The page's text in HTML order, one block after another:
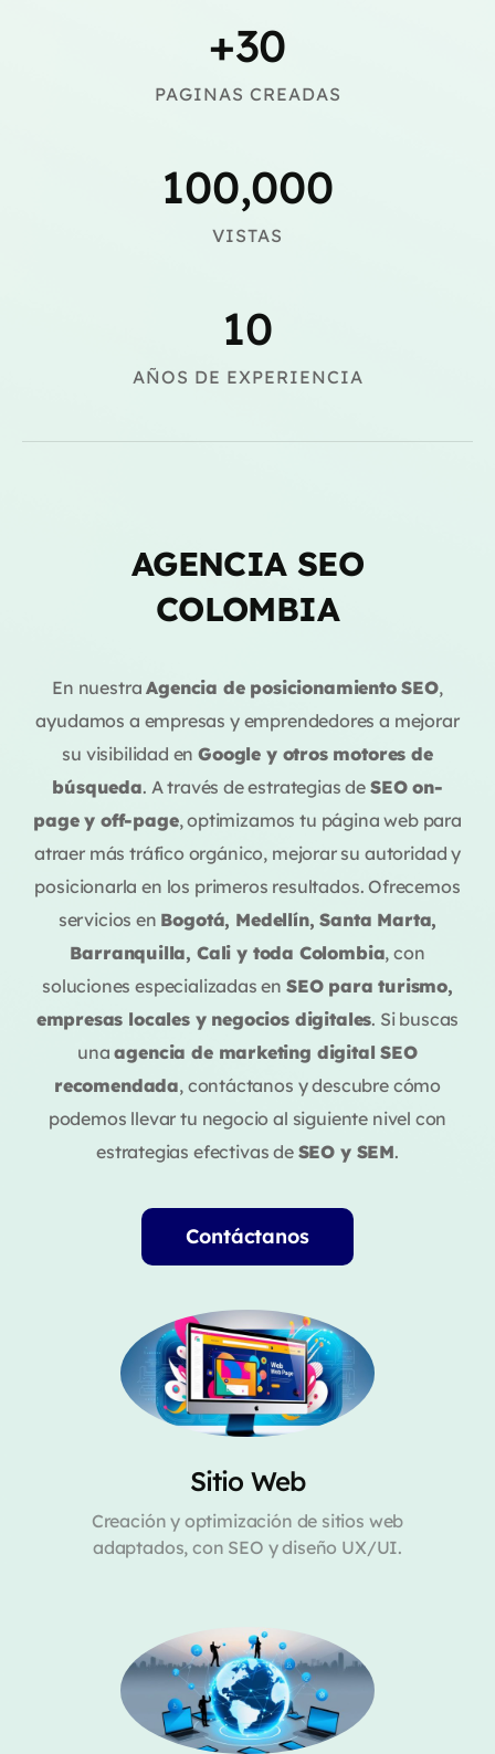
PAGINAS CREADAS
+30
VISTAS
100,000
AÑOS DE EXPERIENCIA​
10
AGENCIA SEO
COLOMBIA
En nuestraAgencia de posicionamiento SEO,
ayudamos a empresas y emprendedores a mejorar
su visibilidad enGoogle y otros motores de
búsqueda. A través de estrategias de SEO on-
page y off-page, optimizamos tu página web para
atraer más tráfico orgánico, mejorar su autoridad y
posicionarla en los primeros resultados. Ofrecemos
servicios en Bogotá, Medellín, Santa Marta,
Barranquilla, Cali y toda Colombia, con
soluciones especializadas en SEO para turismo,
empresas locales y negocios digitales. Si buscas
unaagencia de marketing digital SEO
recomendada, contáctanos y descubre cómo
podemos llevar tu negocio al siguiente nivel con
estrategias efectivas de SEO y SEM.
Contáctanos
Sitio Web
Creación y optimización de sitios web
adaptados, con SEO y diseño UX/UI.